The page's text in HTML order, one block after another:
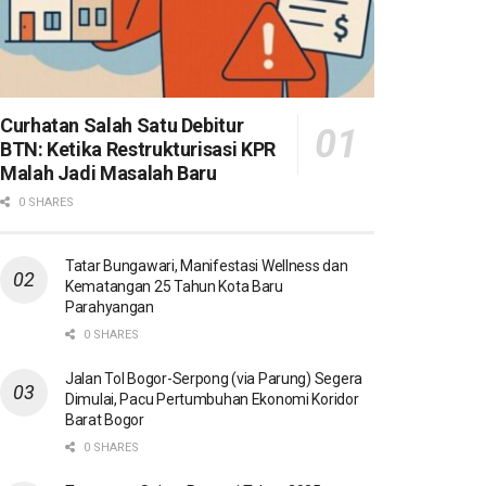
Curhatan Salah Satu Debitur
BTN: Ketika Restrukturisasi KPR
Malah Jadi Masalah Baru
0 SHARES
Tatar Bungawari, Manifestasi Wellness dan
Kematangan 25 Tahun Kota Baru
Parahyangan
0 SHARES
Jalan Tol Bogor-Serpong (via Parung) Segera
Dimulai, Pacu Pertumbuhan Ekonomi Koridor
Barat Bogor
0 SHARES